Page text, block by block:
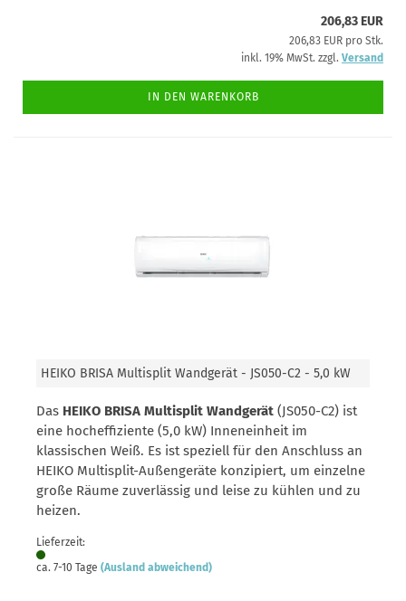
206,83 EUR
206,83 EUR pro Stk.
inkl. 19% MwSt. zzgl. Versand
IN DEN WARENKORB
HEIKO BRISA Multisplit Wandgerät - JS050-C2 - 5,0 kW
Das HEIKO BRISA Multisplit Wandgerät (JS050-C2) ist
eine hocheffiziente (5,0 kW) Inneneinheit im
klassischen Weiß. Es ist speziell für den Anschluss an
HEIKO Multisplit-Außengeräte konzipiert, um einzelne
große Räume zuverlässig und leise zu kühlen und zu
heizen.
Lieferzeit:
ca. 7-10 Tage (Ausland abweichend)